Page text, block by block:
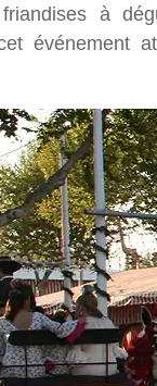
à
événement